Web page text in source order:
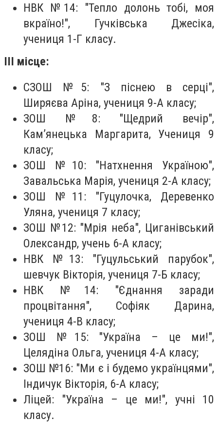
НВК №14: "Тепло долонь тобі, моя
вкраїно!", Гучківська Джесіка,
учениця 1-Г класу.
ІІІ місце:
СЗОШ №5: "З піснею в серці",
Ширяєва Аріна, учениця 9-А класу;
ЗОШ №8: "Щедрий вечір",
Кам’янецька Маргарита, Учениця 9
класу;
ЗОШ №10: "Натхнення Україною",
Завальська Марія, учениця 2-А класу;
ЗОШ №11: "Гуцулочка, Деревенко
Уляна, учениця 7 класу;
ЗОШ №12: "Мрія неба", Циганівський
Олександр, учень 6-А класу;
НВК №13: "Гуцульський парубок",
шевчук Вікторія, учениця 7-Б класу;
НВК №14: "Єднання заради
процвітання", Софіяк Дарина,
учениця 4-В класу;
ЗОШ №15: "Україна – це ми!",
Целядіна Ольга, учениця 4-А класу;
ЗОШ №16: "Ми є і будемо українцями",
Індичук Вікторія, 6-А класу;
Ліцей: "Україна – це ми!", учні 10
класу.